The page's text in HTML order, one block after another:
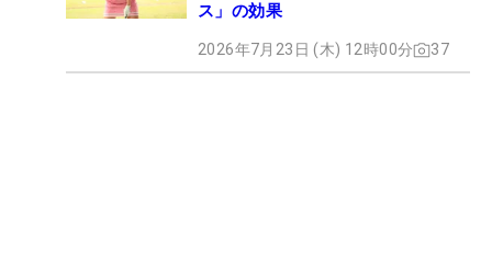
ス」の効果
2026年7月23日 (木) 12時00分 37